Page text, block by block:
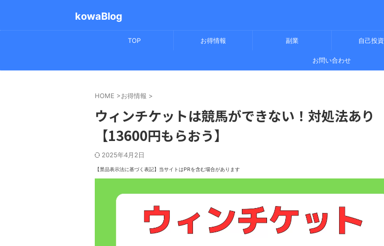
kowaBlog
TOP お得情報 副業 自己投資
お問い合わせ
HOME >お得情報 >
ウィンチケットは競馬ができない！対処法あり
【13600円もらおう】
2025年4月2日
【景品表示法に基づく表記】 当サイトはPRを含む場合があります